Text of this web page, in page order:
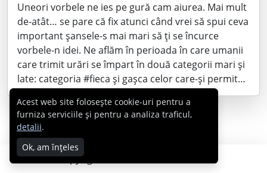
Uneori vorbele ne ies pe gură cam aiurea. Mai mult
de-atât… se pare că fix atunci când vrei să spui ceva
important șansele-s mai mari să ți se încurce
vorbele-n idei. Ne aflăm în perioada în care umanii
care trimit urări se împart în două categorii mari și
late: categoria #fieca și gașca celor care-și permit…
Copyright © 2007 - 2026 Cabral.ro
Acest web site folosește cookie-uri pentru a
furniza serviciile și pentru a analiza traficul,
detalii.
Ok, am înțeles